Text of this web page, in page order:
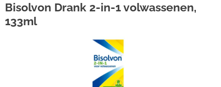
Bisolvon Drank 2-in-1 volwassenen,
133ml